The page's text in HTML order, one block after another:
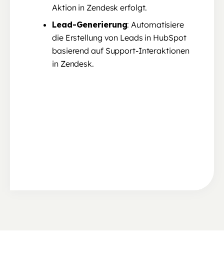
Aktion in Zendesk erfolgt.
Lead-Generierung: Automatisiere
die Erstellung von Leads in HubSpot
basierend auf Support-Interaktionen
in Zendesk.